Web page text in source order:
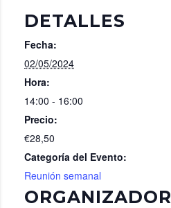
DETALLES
Fecha:
02/05/2024
Hora:
14:00 - 16:00
Precio:
€28,50
Categoría del Evento:
Reunión semanal
ORGANIZADOR